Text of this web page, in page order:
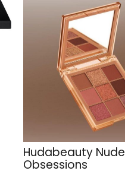
Hudabeauty Nude
Obsessions